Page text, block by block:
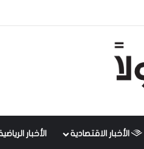
الأخبار الاقتصادية الأخبار